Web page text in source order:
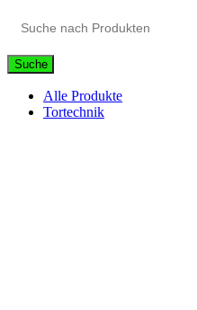
Suche
Alle Produkte
Tortechnik